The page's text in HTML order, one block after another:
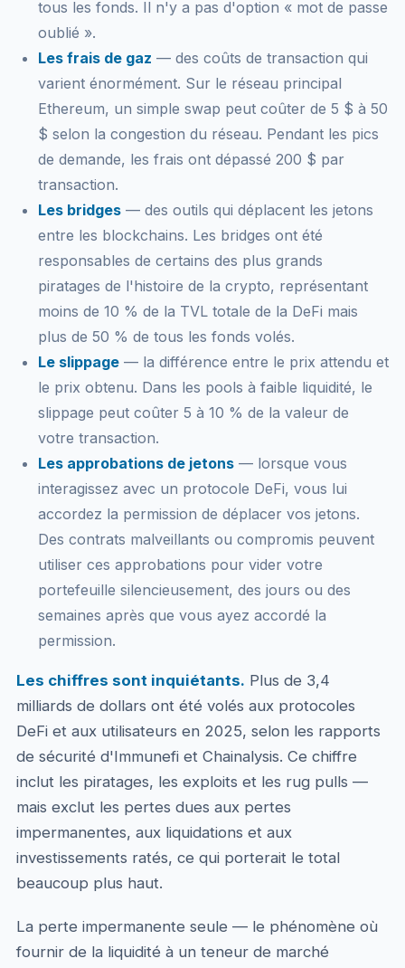
tous les fonds. Il n'y a pas d'option « mot de passe
oublié ».
Les frais de gaz — des coûts de transaction qui
varient énormément. Sur le réseau principal
Ethereum, un simple swap peut coûter de 5 $ à 50
$ selon la congestion du réseau. Pendant les pics
de demande, les frais ont dépassé 200 $ par
transaction.
Les bridges— des outils qui déplacent les jetons
entre les blockchains. Les bridges ont été
responsables de certains des plus grands
piratages de l'histoire de la crypto, représentant
moins de 10 % de la TVL totale de la DeFi mais
plus de 50 % de tous les fonds volés.
Le slippage— la différence entre le prix attendu et
le prix obtenu. Dans les pools à faible liquidité, le
slippage peut coûter 5 à 10 % de la valeur de
votre transaction.
Les approbations de jetons— lorsque vous
interagissez avec un protocole DeFi, vous lui
accordez la permission de déplacer vos jetons.
Des contrats malveillants ou compromis peuvent
utiliser ces approbations pour vider votre
portefeuille silencieusement, des jours ou des
semaines après que vous ayez accordé la
permission.
Les chiffres sont inquiétants. Plus de 3,4
milliards de dollars ont été volés aux protocoles
DeFi et aux utilisateurs en 2025, selon les rapports
de sécurité d'Immunefi et Chainalysis. Ce chiffre
inclut les piratages, les exploits et les rug pulls —
mais exclut les pertes dues aux pertes
impermanentes, aux liquidations et aux
investissements ratés, ce qui porterait le total
beaucoup plus haut.
La perte impermanente seule — le phénomène où
fournir de la liquidité à un teneur de marché